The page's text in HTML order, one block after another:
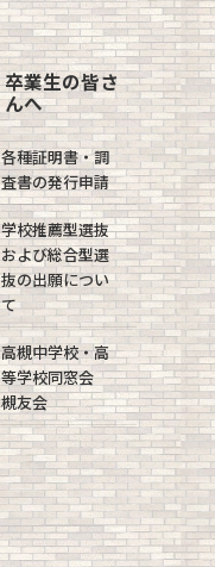
卒業生の皆さ
んへ
各種証明書・調
査書の発行申請
学校推薦型選抜
および総合型選
抜の出願につい
て
高槻中学校・高
等学校同窓会
槻友会